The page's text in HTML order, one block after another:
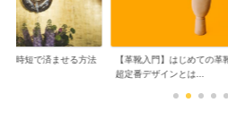
ての革靴にピッタリの
【最強】革靴ローテーショ
【面倒くさがり向け...